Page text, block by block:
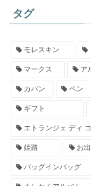
タグ
モレスキン
マークス ア
カバン ペン
ギフト
エトランジェ ディ
姫路 お
バッグインバッグ